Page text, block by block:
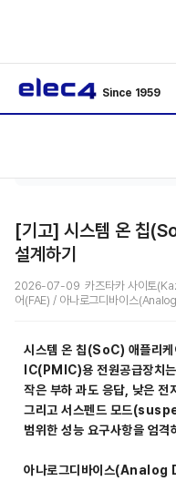
Since 1959
[기고] 시스템 온 칩
설계하기
2026-07-09 카즈타카 사이토
어(FAE) / 아나로그디바이스
시스템 온 칩(SoC) 애플리케
IC(PMIC)용 전원공급장치
작은 부하 과도 응답, 낮은 전
그리고 서스펜드 모드
범위한 성능 요구사항을 엄격
아나로그디바이스(Analog